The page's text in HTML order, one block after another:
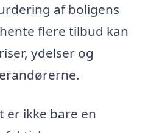
af boligens
flere tilbud kan
ydelser og
er ikke bare en